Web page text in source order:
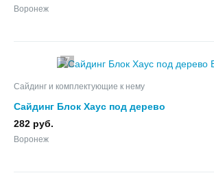
Воронеж
7
Сайдинг и комплектующие к нему
Сайдинг Блок Хаус под дерево
282 руб.
Воронеж